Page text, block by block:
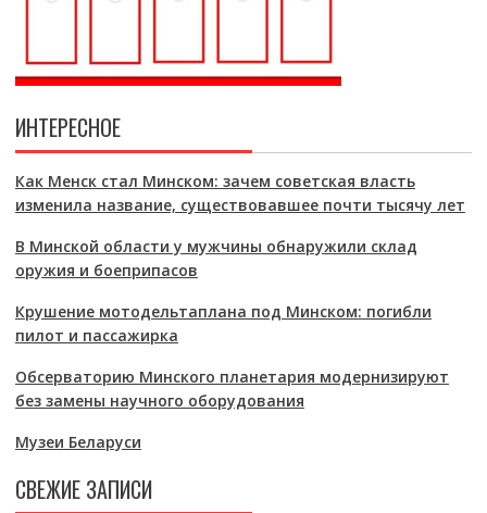
ИНТЕРЕСНОЕ
Как Менск стал Минском: зачем советская власть
изменила название, существовавшее почти тысячу лет
В Минской области у мужчины обнаружили склад
оружия и боеприпасов
Крушение мотодельтаплана под Минском: погибли
пилот и пассажирка
Обсерваторию Минского планетария модернизируют
без замены научного оборудования
Музеи Беларуси
СВЕЖИЕ ЗАПИСИ